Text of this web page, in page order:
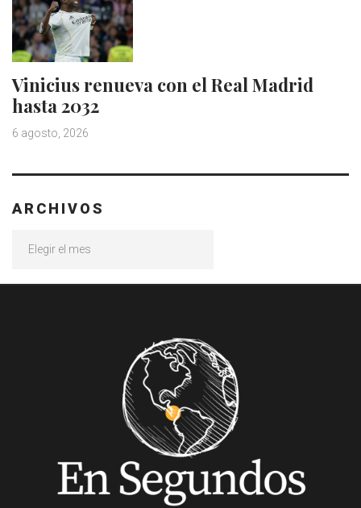
Vinicius renueva con el Real Madrid
hasta 2032
6 agosto, 2026
ARCHIVOS